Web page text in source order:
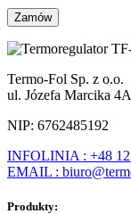
Termo-Fol Sp. z o.o.
ul. Józefa Marcika
NIP: 6762485192
INFOLINIA : +48 12
EMAIL :
Produkty: